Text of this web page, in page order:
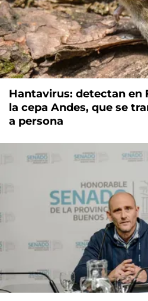
Hantavirus: detectan en
la cepa Andes, que se
a persona